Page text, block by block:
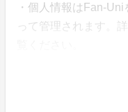
・個人情報はFan-
って管理されます。